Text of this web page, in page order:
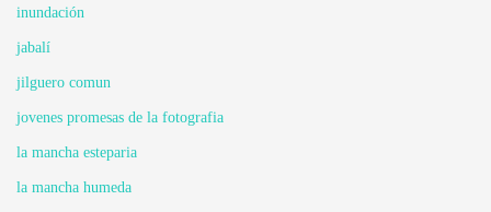
inundación
jabalí
jilguero comun
jovenes promesas de la fotografia
la mancha esteparia
la mancha humeda